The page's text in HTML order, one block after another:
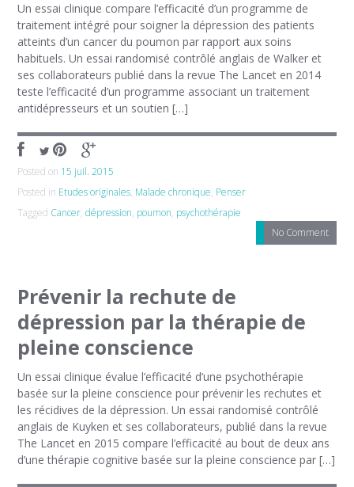
Un essai clinique compare l’efficacité d’un programme de
traitement intégré pour soigner la dépression des patients
atteints d’un cancer du poumon par rapport aux soins
habituels. Un essai randomisé contrôlé anglais de Walker et
ses collaborateurs publié dans la revue The Lancet en 2014
teste l’efficacité d’un programme associant un traitement
antidépresseurs et un soutien […]
Posted on 15 juil. 2015
Posted in Etudes originales, Malade chronique, Penser
Tagged Cancer,dépression, poumon, psychothérapie
No Comment
Prévenir la rechute de
dépression par la thérapie de
pleine conscience
Un essai clinique évalue l’efficacité d’une psychothérapie
basée sur la pleine conscience pour prévenir les rechutes et
les récidives de la dépression. Un essai randomisé contrôlé
anglais de Kuyken et ses collaborateurs, publié dans la revue
The Lancet en 2015 compare l’efficacité au bout de deux ans
d’une thérapie cognitive basée sur la pleine conscience par […]